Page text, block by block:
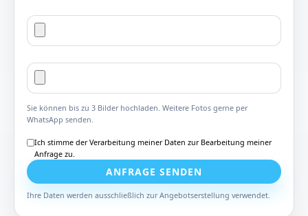
Sie können bis zu 3 Bilder hochladen. Weitere Fotos gerne per
WhatsApp senden.
Ich stimme der Verarbeitung meiner Daten zur Bearbeitung meiner
Anfrage zu.
ANFRAGE SENDEN
Ihre Daten werden ausschließlich zur Angebotserstellung verwendet.